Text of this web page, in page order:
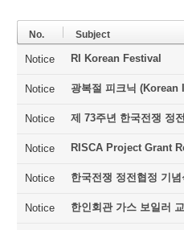
No. Subject
Notice RI Korean Festival
Notice 광복절 피크닉
Notice 제 73주년 한국전쟁 정
Notice RISCA Project Grant
Notice 한국전쟁 정전협정 기념
Notice 한인회관 가스 보일러